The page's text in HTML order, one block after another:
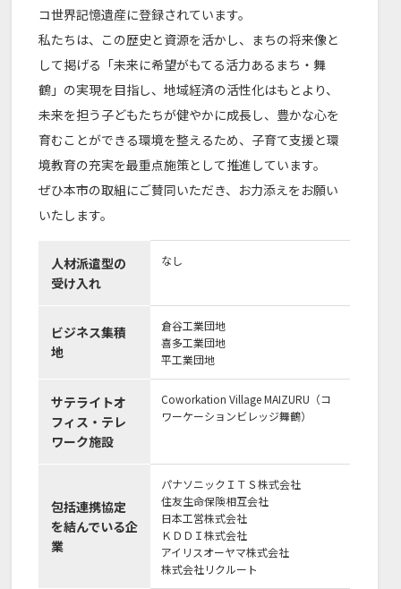
コ世界記憶遺産に登録されています。
私たちは、この歴史と資源を活かし、まちの将来像と
して掲げる「未来に希望がもてる活力あるまち・舞
鶴」の実現を目指し、地域経済の活性化はもとより、
未来を担う子どもたちが健やかに成長し、豊かな心を
育むことができる環境を整えるため、子育て支援と環
境教育の充実を最重点施策として推進しています。
ぜひ本市の取組にご賛同いただき、お力添えをお願い
いたします。
人材派遣型の
受け入れ
なし
ビジネス集積
地
倉谷工業団地
喜多工業団地
平工業団地
サテライトオ
フィス・テレ
ワーク施設
Coworkation Village MAIZURU（コ
ワーケーションビレッジ舞鶴）
包括連携協定
を結んでいる企
業
パナソニックＩＴＳ株式会社
住友生命保険相互会社
日本工営株式会社
ＫＤＤＩ株式会社
アイリスオーヤマ株式会社
株式会社リクルート